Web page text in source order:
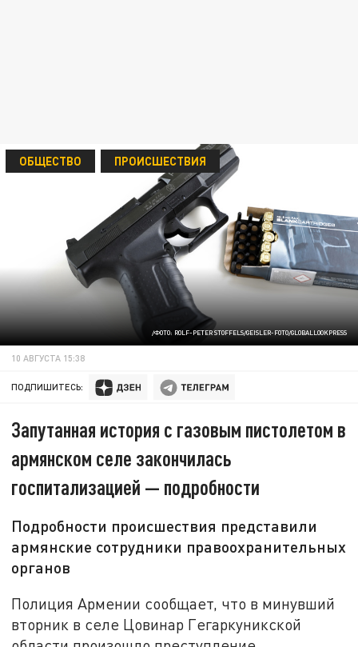
/ФОТО: ROLF-PETER STOFFELS/GEISLER-FOTO/GLOBALLOOKPRESS
ОБЩЕСТВО ПРОИСШЕСТВИЯ
10 АВГУСТА 15:38
ПОДПИШИТЕСЬ:
Запутанная история с газовым пистолетом в
армянском селе закончилась
госпитализацией — подробности
Подробности происшествия представили
армянские сотрудники правоохранительных
органов
Полиция Армении сообщает, что в минувший
вторник в селе Цовинар Гегаркуникской